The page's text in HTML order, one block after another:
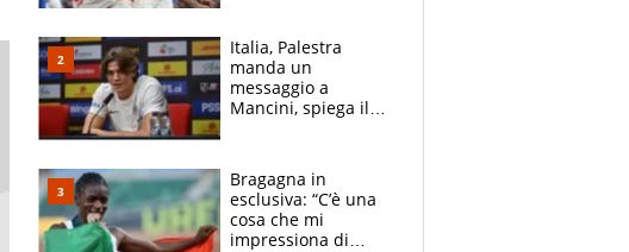
tabellone
Italia, Palestra
manda un
messaggio a
Mancini, spiega il
l'alleanza con
Donnarumma
Bragagna in
esclusiva: “C’è una
cosa che mi
impressiona di